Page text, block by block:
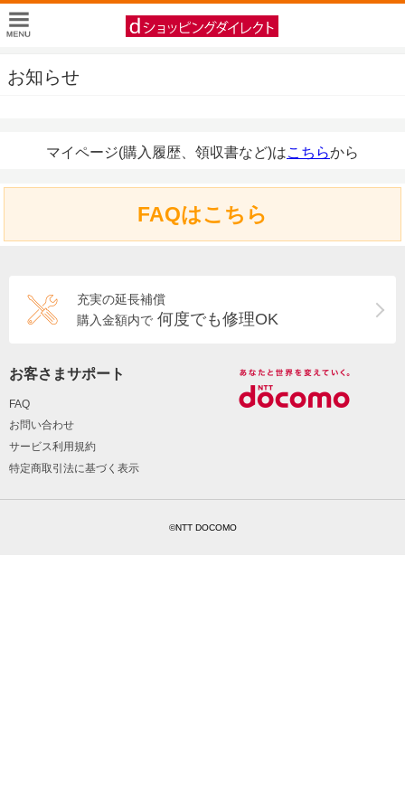
お知らせ
マイページ(購入履歴、領収書など)はこちらから
FAQはこちら
充実の延長補償
購入金額内で 何度でも修理OK
お客さまサポート
FAQ
お問い合わせ
サービス利用規約
特定商取引法に基づく表示
©NTT DOCOMO